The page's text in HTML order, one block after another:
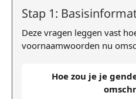
Stap 1:
Deze vragen leggen vast
voornaamwoorden nu
Hoe zou je je